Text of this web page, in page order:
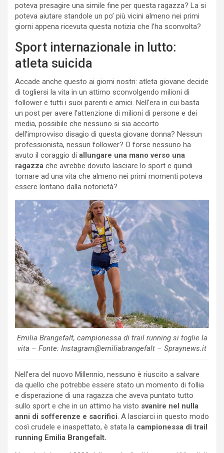
poteva presagire una simile fine per questa ragazza? La si
poteva aiutare standole un po’ più vicini almeno nei primi
giorni appena ricevuta questa notizia che l’ha sconvolta?
Sport internazionale in lutto:
atleta suicida
Accade anche questo ai giorni nostri: atleta giovane decide
di togliersi la vita in un attimo sconvolgendo milioni di
follower e tutti i suoi parenti e amici. Nell’era in cui basta
un post per avere l’attenzione di milioni di persone e dei
media, possibile che nessuno si sia accorto
dell’improvviso disagio di questa giovane donna? Nessun
professionista, nessun follower? O forse nessuno ha
avuto il coraggio di allungare una mano verso una
ragazza che avrebbe dovuto lasciare lo sport e quindi
tornare ad una vita che almeno nei primi momenti poteva
essere lontano dalla notorietà?
Emilia Brangefalt, campionessa di trail running si toglie la
vita – Fonte: Instagram@emiliabrangefalt – Spraynews.it
Nell’era del nuovo Millennio, nessuno è riuscito a salvare
da quello che potrebbe essere stato un momento di follia
e disperazione di una ragazza che aveva puntato tutto
sullo sport e che in un attimo ha visto svanire nel nulla
anni di sofferenze e sacrifici. A lasciarci in questo modo
così crudele e inaspettato, è stata la campionessa di trail
running Emilia Brangefalt.